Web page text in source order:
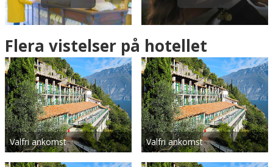
Flera vistelser på hotellet
Valfri ankomst Valfri ankomst